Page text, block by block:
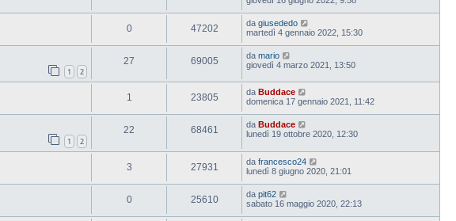
0 47202 da giusededo
martedì 4 gennaio 2022, 15:30
1 2
27 69005 da mario
giovedì 4 marzo 2021, 13:50
1 23805 da Buddace
domenica 17 gennaio 2021, 11:42
1 2
22 68461 da Buddace
lunedì 19 ottobre 2020, 12:30
3 27931 da francesco24
lunedì 8 giugno 2020, 21:01
0 25610 da pit62
sabato 16 maggio 2020, 22:13